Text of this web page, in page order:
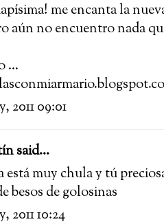
me encanta la
aún no encuentro nada
...
2011 09:01
said...
está muy chula y tú
besos de golosinas
2011 10:24